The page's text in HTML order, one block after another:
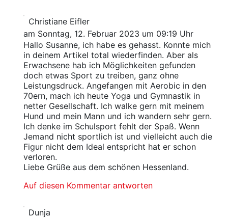
Christiane Eifler
am Sonntag, 12. Februar 2023 um 09:19 Uhr
Hallo Susanne, ich habe es gehasst. Konnte mich
in deinem Artikel total wiederfinden. Aber als
Erwachsene hab ich Möglichkeiten gefunden
doch etwas Sport zu treiben, ganz ohne
Leistungsdruck. Angefangen mit Aerobic in den
70ern, mach ich heute Yoga und Gymnastik in
netter Gesellschaft. Ich walke gern mit meinem
Hund und mein Mann und ich wandern sehr gern.
Ich denke im Schulsport fehlt der Spaß. Wenn
Jemand nicht sportlich ist und vielleicht auch die
Figur nicht dem Ideal entspricht hat er schon
verloren.
Liebe Grüße aus dem schönen Hessenland.
Auf diesen Kommentar antworten
Dunja